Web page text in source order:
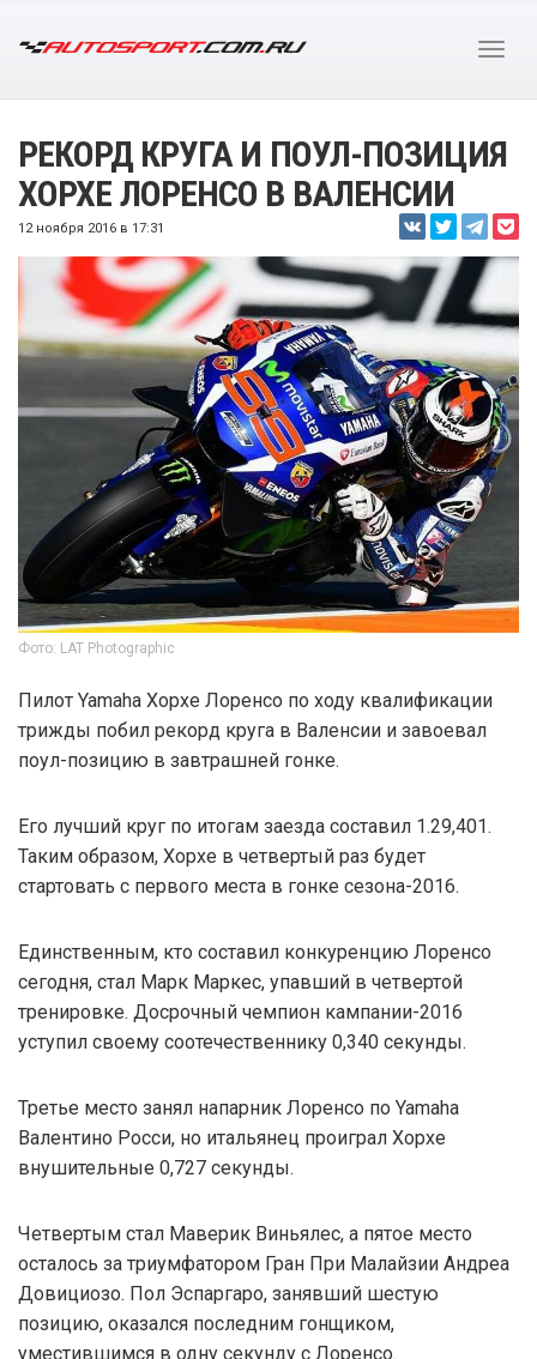
РЕКОРД КРУГА И ПОУЛ-ПОЗИЦИЯ
ХОРХЕ ЛОРЕНСО В ВАЛЕНСИИ
12 ноября 2016 в 17:31
Фото: LAT Photographic
Пилот Yamaha Хорхе Лоренсо по ходу квалификации
трижды побил рекорд круга в Валенсии и завоевал
поул-позицию в завтрашней гонке.
Его лучший круг по итогам заезда составил 1.29,401.
Таким образом, Хорхе в четвертый раз будет
стартовать с первого места в гонке сезона-2016.
Единственным, кто составил конкуренцию Лоренсо
сегодня, стал Марк Маркес, упавший в четвертой
тренировке. Досрочный чемпион кампании-2016
уступил своему соотечественнику 0,340 секунды.
Третье место занял напарник Лоренсо по Yamaha
Валентино Росси, но итальянец проиграл Хорхе
внушительные 0,727 секунды.
Четвертым стал Маверик Виньялес, а пятое место
осталось за триумфатором Гран При Малайзии Андреа
Довициозо. Пол Эспаргаро, занявший шестую
позицию, оказался последним гонщиком,
уместившимся в одну секунду с Лоренсо.